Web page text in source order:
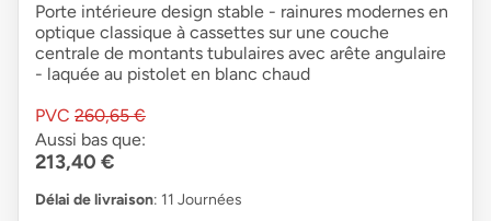
Porte intérieure design stable - rainures modernes en
optique classique à cassettes sur une couche
centrale de montants tubulaires avec arête angulaire
- laquée au pistolet en blanc chaud
PVC 260,65 €
Aussi bas que:
213,40 €
Délai de livraison: 11 Journées